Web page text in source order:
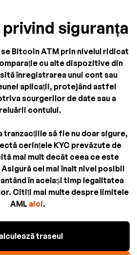
siguranța
Bitcoin ATM prin nivelul ridicat
cu alte dispozitive din
înregistrarea unui cont sau
aplicații, protejând astfel
scurgerilor de date sau a
contului.
tranzacțiile să fie nu doar sigure,
cerințele KYC prevăzute de
mai mult decât ceea ce este
cel mai înalt nivel posibil
în același timp legalitatea
Citiți mai multe despre limitele
AML aici.
traseul